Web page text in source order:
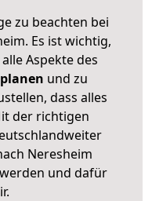
zu beachten bei
Es ist wichtig,
Aspekte des
planen und zu
dass alles
der richtigen
Neresheim
und dafür